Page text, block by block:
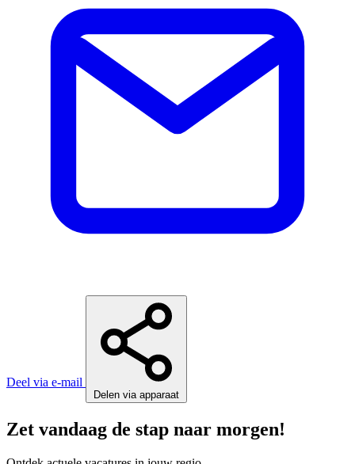
Deel via e-mail
Delen via apparaat
Zet vandaag de stap naar morgen!